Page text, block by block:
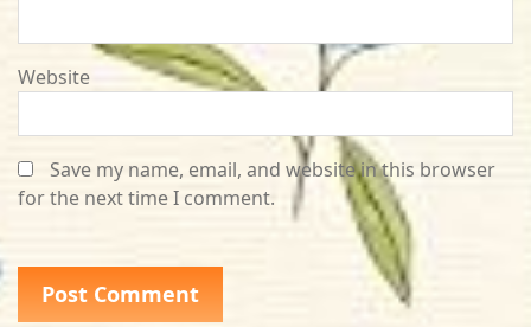
Website
Save my name, email, and website in this browser
for the next time I comment.